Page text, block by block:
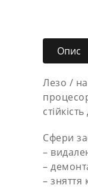
Опис
Лезо /
Сфери
–
–
– зняття